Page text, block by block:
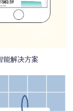
能解决方案